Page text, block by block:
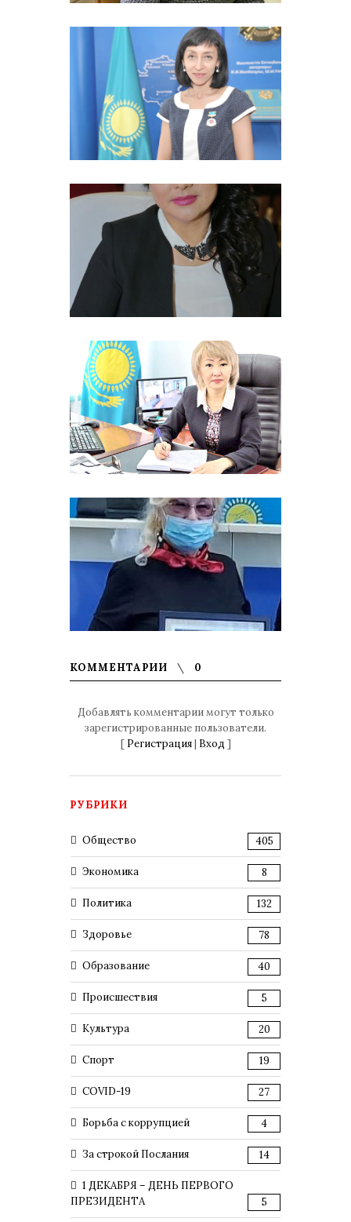
КОММЕНТАРИИ 0
Добавлять комментарии могут только
зарегистрированные пользователи.
[ Регистрация| Вход ]
РУБРИКИ
Общество 405
Экономика 8
Политика 132
Здоровье 78
Образование 40
Происшествия 5
Культура 20
Спорт 19
COVID-19 27
Борьба с коррупцией 4
За строкой Послания 14
1 ДЕКАБРЯ – ДЕНЬ ПЕРВОГО
ПРЕЗИДЕНТА
5